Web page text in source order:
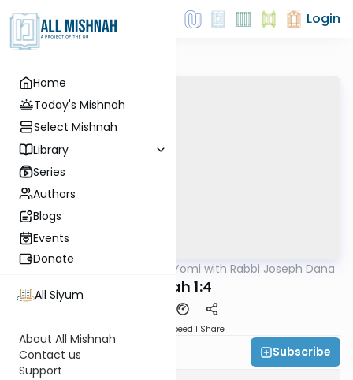
Home
Today's Mishnah
Select Mishnah
Library
Series
Authors
Blogs
Events
Donate
All Siyum
About All Mishnah
Contact us
Support
Login
Mishna Mishnah Yomi with Rabbi Joseph Dana
Meilah 1:4
Speed 1 Share
Rabbi Joseph Dana Subscribe